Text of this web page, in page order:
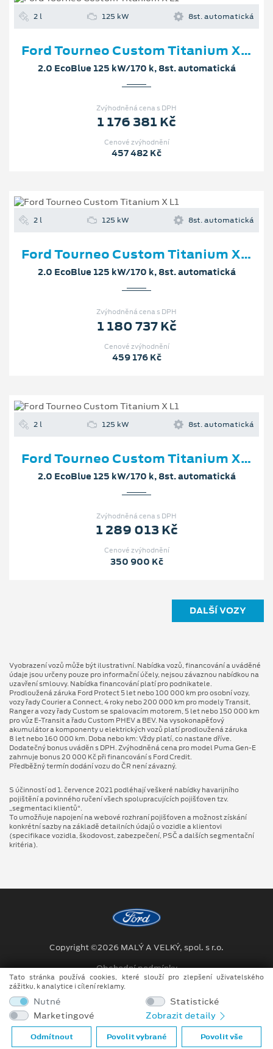
2 l 125 kW 8st. automatická
Ford Tourneo Custom Titanium X L1
2.0 EcoBlue 125 kW/170 k, 8st. automatická
Zvýhodněná cena s DPH
1 176 381 Kč
Cenové zvýhodnění
457 482 Kč
2 l 125 kW 8st. automatická
Ford Tourneo Custom Titanium X L1
2.0 EcoBlue 125 kW/170 k, 8st. automatická
Zvýhodněná cena s DPH
1 180 737 Kč
Cenové zvýhodnění
459 176 Kč
2 l 125 kW 8st. automatická
Ford Tourneo Custom Titanium X L1
2.0 EcoBlue 125 kW/170 k, 8st. automatická
Zvýhodněná cena s DPH
1 289 013 Kč
Cenové zvýhodnění
350 900 Kč
DALŠÍ VOZY
Vyobrazení vozů může být ilustrativní. Nabídka vozů, financování a uváděné
údaje jsou určeny pouze pro informační účely, nejsou závaznou nabídkou na
uzavření smlouvy. Nabídka financování platí pro podnikatele.
Prodloužená záruka Ford Protect 5 let nebo 100 000 km pro osobní vozy,
vozy řady Courier a Connect, 4 roky nebo 200 000 km pro modely Transit,
Ranger a vozy řady Custom se spalovacím motorem, 5 let nebo 150 000 km
pro vůz E-Transit a řadu Custom PHEV a BEV. Na vysokonapěťový
akumulátor a komponenty u elektrických vozů platí prodloužená záruka
8 let nebo 160 000 km. Doba nebo km: Vždy platí, co nastane dříve.
Dodatečný bonus uváděn s DPH. Zvýhodněná cena pro model Puma Gen⁠-⁠E
zahrnuje bonus 20 000 Kč při financování s Ford Credit.
Předběžný termín dodání vozu do ČR není závazný.
S účinností od 1. července 2021 podléhají veškeré nabídky havarijního
pojištění a povinného ručení všech spolupracujících pojišťoven tzv.
„segmentaci klientů“.
To umožňuje napojení na webové rozhraní pojišťoven a možnost získání
konkrétní sazby na základě detailních údajů o vozidle a klientovi
(specifikace vozidla, škodovost, zabezpečení, PSČ a dalších segmentační
kritéria).
Copyright ©2026 MALÝ A VELKÝ, spol. s r.o.
Obchodní podmínky
Ochrana osobních údajů
Prohlášení o zpracování údajů konečných zákazníků
Při tvorbě videí a obrázků na tomto webu je využíváno kombinace
tradičních fotografií či videí, počítačem generovaných snímků (CGI)
Tato stránka používá cookies, které slouží pro zlepšení uživatelského
zážitku, k analytice i cílení reklamy.
Nutné
Statistické
Marketingové
Zobrazit detaily
Odmítnout Povolit vybrané Povolit vše